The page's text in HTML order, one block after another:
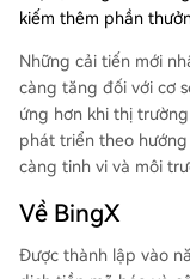
kiếm thêm phần
Những cải tiến mới
càng tăng đối với cơ
ứng hơn khi thị
phát triển theo
càng tinh vi và môi
Về BingX
Được thành lập vào